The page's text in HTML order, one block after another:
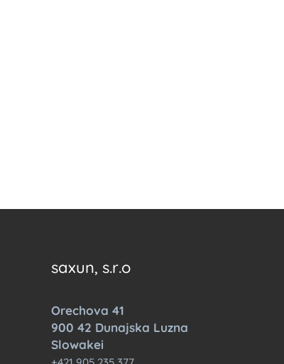
saxun, s.r.o
Orechova 41
900 42 Dunajska Luzna
Slowakei